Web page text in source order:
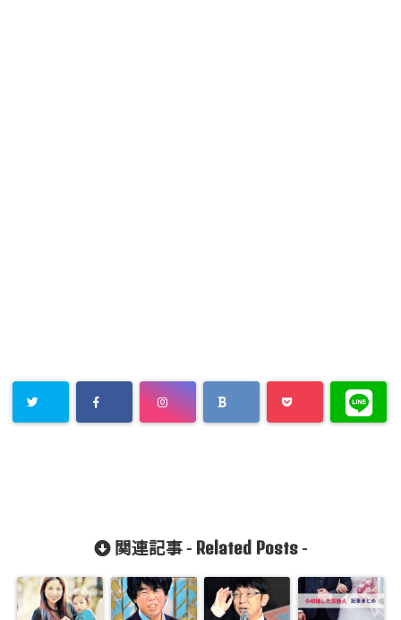
関連記事 - Related Posts-